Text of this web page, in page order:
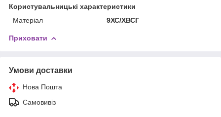
Користувальницькі характеристики
Матеріал
9ХС/ХВСГ
Приховати
Умови доставки
Нова Пошта
Самовивіз